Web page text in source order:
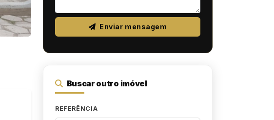
Enviar mensagem
Buscar outro imóvel
REFERÊNCIA